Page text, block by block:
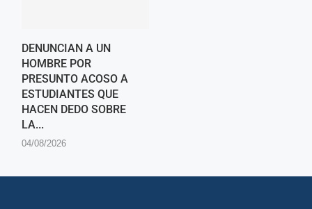
DENUNCIAN A UN
HOMBRE POR
PRESUNTO ACOSO A
ESTUDIANTES QUE
HACEN DEDO SOBRE
LA...
04/08/2026